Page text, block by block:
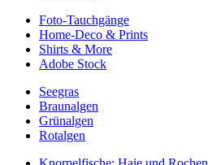
Foto-Tauchgänge
Home-Deco & Prints
Shirts & More
Adobe Stock
Seegras
Braunalgen
Grünalgen
Rotalgen